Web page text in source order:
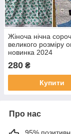
Жіноча нічна
великого розміру
новинка 2024
280 ₴
Купити
Про нас